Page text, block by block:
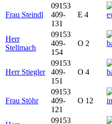
Frau Steindl
09153
409-
131
E 4
Herr
Stellmach
09153
409-
154
O 2
Herr Stiegler
09153
409-
151
O 4
Frau Stöhr
09153
409-
121
O 12
09153